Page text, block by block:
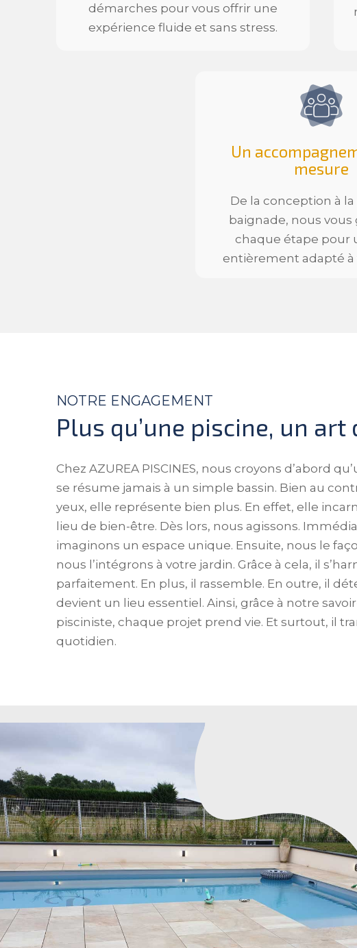
démarches pour vous offrir une
expérience fluide et sans stress.
Un
mesure
De la conception à
baignade, nous vous
chaque étape pour
entièrement adapté à
NOTRE ENGAGEMENT
Plus qu’une piscine, un art
Chez AZUREA PISCINES, nous croyons d’abord
se résume jamais à un simple bassin. Bien au
yeux, elle représente bien plus. En effet, elle
lieu de bien-être. Dès lors, nous agissons.
imaginons un espace unique. Ensuite, nous le
nous l’intégrons à votre jardin. Grâce à cela, il
parfaitement. En plus, il rassemble. En outre, il
devient un lieu essentiel. Ainsi, grâce à notre
pisciniste, chaque projet prend vie. Et surtout, il
quotidien.